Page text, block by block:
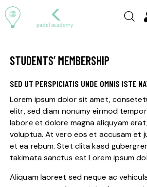
STUDENTS’ MEMBERSHIP
SED UT PERSPICIATIS UNDE OMNIS ISTE
Lorem ipsum dolor sit amet,
elitr, sed diam nonumy eirmod
labore et dolore magna aliquyam
voluptua. At vero eos et accusam et
et ea rebum. Stet clita kasd
takimata sanctus est Lorem ipsum
Aliquam laoreet sed neque ac